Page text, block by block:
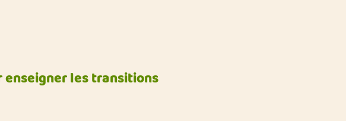
enseigner les transitions